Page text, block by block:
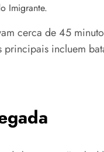
Imigrante.
cerca de 45
incluem